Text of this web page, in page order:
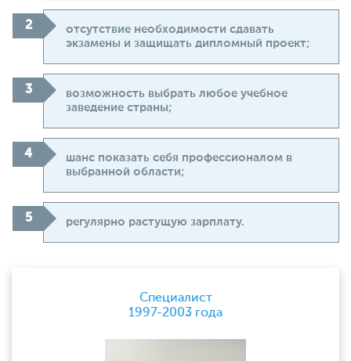
отсутствие необходимости сдавать
экзамены и защищать дипломный проект;
возможность выбрать любое учебное
заведение страны;
шанс показать себя профессионалом в
выбранной области;
регулярно растущую зарплату.
Специалист
1997-2003 года